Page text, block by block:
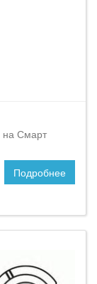
на Смарт
Подробнее